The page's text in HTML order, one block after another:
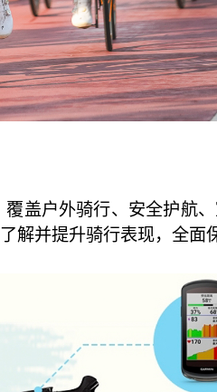
盖户外骑行、安全护航
解并提升骑行表现，全面